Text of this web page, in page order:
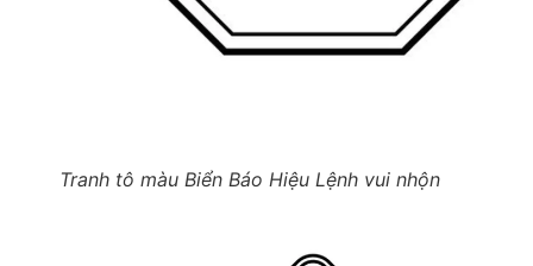
Tranh tô màu Biển Báo Hiệu Lệnh vui nhộn